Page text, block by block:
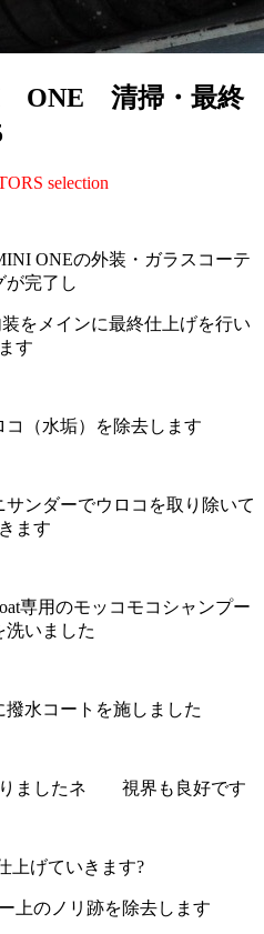
ONE 清掃・最終
selection
ONEの外装・ガラスコーテ
が完了し
をメインに最終仕上げを行い
ます
コ（水垢）を除去します
ンダーでウロコを取り除いて
ます
専用のモッコモコシャンプー
洗いました
水コートを施しました
りましたネ 視界も良好です
上げていきます?
上のノリ跡を除去します